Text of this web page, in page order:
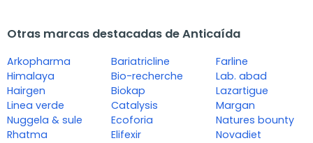
Otras marcas destacadas de Anticaída
Arkopharma
Himalaya
Hairgen
Linea verde
Nuggela & sule
Rhatma
Bariatricline
Bio-recherche
Biokap
Catalysis
Ecoforia
Elifexir
Farline
Lab. abad
Lazartigue
Margan
Natures bounty
Novadiet